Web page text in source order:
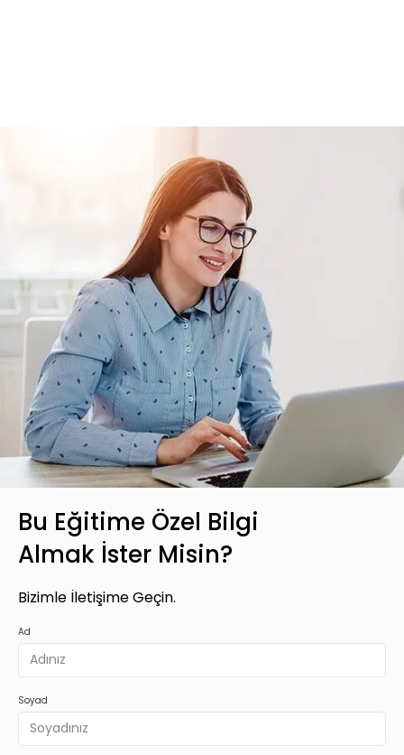
Bu Eğitime Özel Bilgi
Almak İster Misin?
Bizimle İletişime Geçin.
Ad
Soyad
Kurumun temelde ihtiyaç duyacağı, hem
olabilecek, ana konuları ve yetkinlikleri
Teklif Listeme Ekle
Basic Paketi Kapsar
Premium
Basic Katalog içerisindeki eğitimlere ek
getirdiğimiz gelişim yolculukları; liderlik
eğitimleri ve yenilikçi öğrenme
yöntemleri ile hazırlanmış eğitimleri
Teklif Listeme Ekle